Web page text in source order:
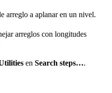
arreglo a aplanar en un nivel.
arreglos con longitudes
en Search steps….